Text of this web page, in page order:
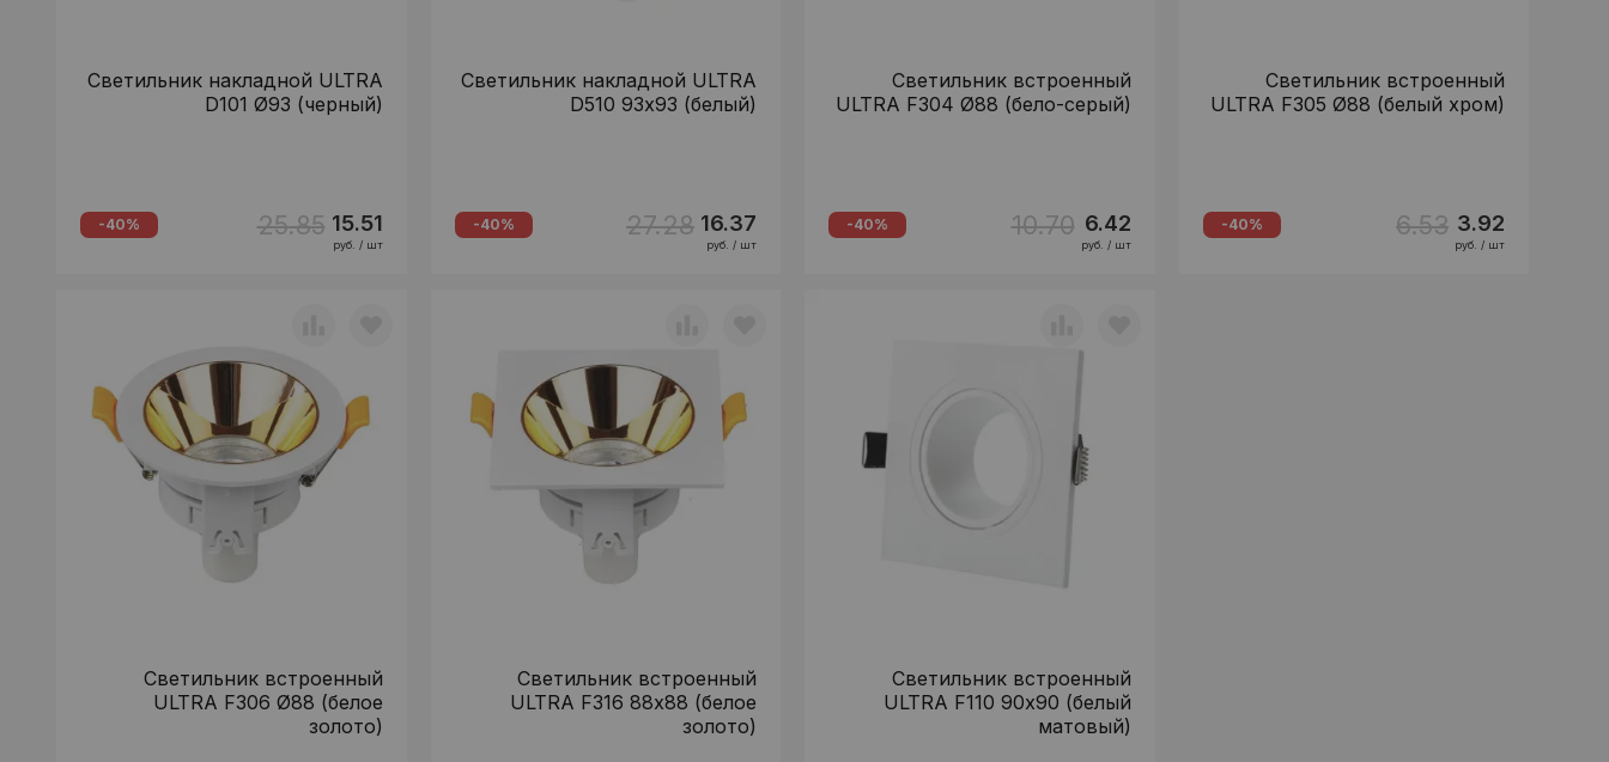
Светильник накладной ULTRA
D101 Ø93 (черный)
-40% 25.85 15.51
руб. / шт
Светильник накладной ULTRA
D510 93х93 (белый)
-40% 27.28 16.37
руб. / шт
Светильник встроенный
ULTRA F304 Ø88 (бело-серый)
-40% 10.70 6.42
руб. / шт
Светильник встроенный
ULTRA F305 Ø88 (белый хром)
-40% 6.53 3.92
руб. / шт
Светильник встроенный
ULTRA F306 Ø88 (белое
золото)
Светильник встроенный
ULTRA F316 88х88 (белое
золото)
Светильник встроенный
ULTRA F110 90х90 (белый
матовый)